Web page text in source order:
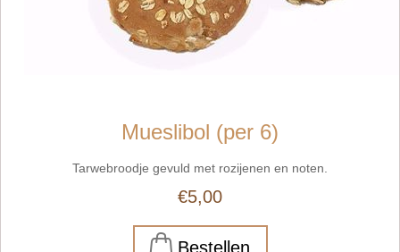
Mueslibol (per 6)
Tarwebroodje gevuld met rozijenen en noten.
€5,00